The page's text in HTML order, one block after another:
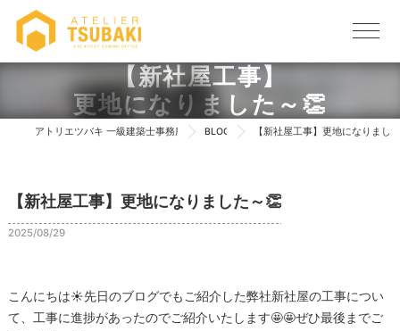
【新社屋工事】
更地になりました～👏
アトリエツバキ 一級建築士事務所 TOPBLOG 【新社屋工事】更地になりまし
【新社屋工事】更地になりました～👏
2025/08/29
こんにちは☀先日のブログでもご紹介した弊社新社屋の工事につい
て、工事に進捗があったのでご紹介いたします🤩🤩ぜひ最後までご